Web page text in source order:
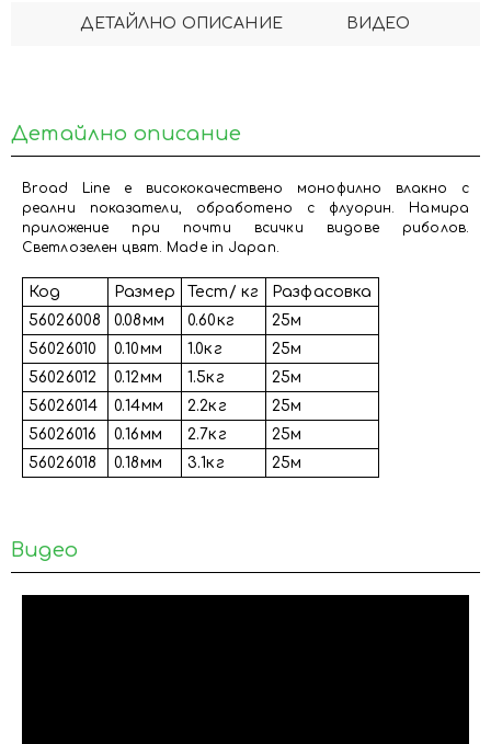
ДЕТАЙЛНО ОПИСАНИЕ ВИДЕО
Детайлно описание
Broad Line е висококачествено монофилно влакно с
реални показатели, обработено с флуорин. Намира
приложение при почти всички видове риболов.
Светлозелен цвят. Made in Japan.
Код Размер Тест/ кг
Разфасовка
56026008
0.08мм 0.60кг
25м
56026010
0.10мм 1.0кг
25м
56026012
0.12мм 1.5кг
25м
56026014
0.14мм 2.2кг
25м
56026016
0.16мм 2.7кг
25м
56026018
0.18мм 3.1кг 25м
Видео